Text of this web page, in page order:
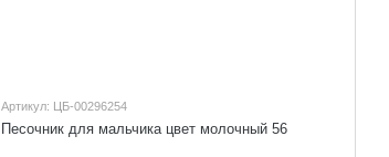
Артикул: ЦБ-00296254
Песочник для мальчика цвет молочный 56